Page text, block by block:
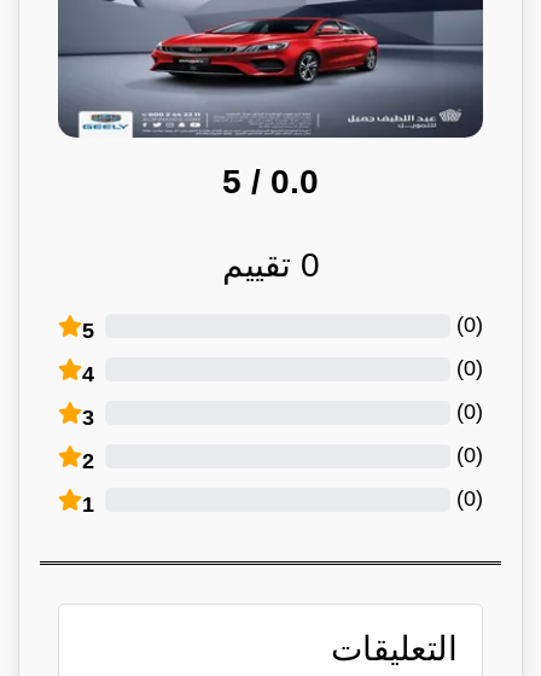
0.0
/ 5
0 تقييم
5 (
0
)
4 (
0
)
3 (
0
)
2 (
0
)
1 (
0
)
التعليقات